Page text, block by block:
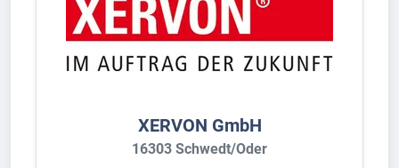
XERVON GmbH
16303 Schwedt/Oder